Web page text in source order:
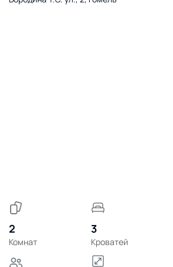
2
Комнат
3
Кроватей